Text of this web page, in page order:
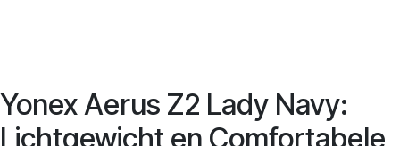
Yonex Aerus Z2 Lady Navy:
Lichtgewicht en Comfortabele